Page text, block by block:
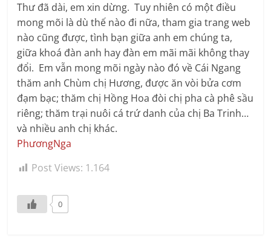
Thư đã dài, em xin dừng. Tuy nhiên có một điều
mong mõi là dù thế nào đi nữa, tham gia trang web
nào cũng được, tình bạn giữa anh em chúng ta,
giữa khoá đàn anh hay đàn em mãi mãi không thay
đổi. Em vẫn mong mõi ngày nào đó về Cái Ngang
thăm anh Chùm chị Hương, được ăn vòi bửa cơm
đạm bạc; thăm chị Hồng Hoa đòi chị pha cà phê sầu
riêng; thăm trại nuôi cá trứ danh của chị Ba Trinh…
và nhiều anh chị khác.
PhươngNga
Post Views: 1.164
0